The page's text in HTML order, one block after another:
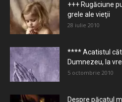
+++ Rugăciune
grele ale vieţii
28 iulie 2010
**** Acatistul
Dumnezeu, la
5 octombrie 2010
Despre păcatul